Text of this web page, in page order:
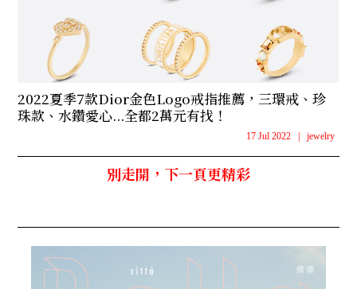
2022夏季7款Dior金色Logo戒指推薦，三環戒、珍
珠款、水鑽愛心...全都2萬元有找！
17 Jul 2022 | jewelry
別走開，下一頁更精彩